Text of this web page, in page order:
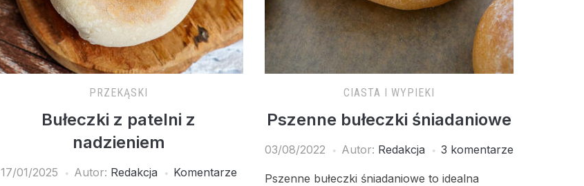
PRZEKĄSKI
Bułeczki z patelni z
nadzieniem
17/01/2025 Autor: Redakcja Komentarze
CIASTA I WYPIEKI
Pszenne bułeczki śniadaniowe
03/08/2022 Autor: Redakcja 3 komentarze
Pszenne bułeczki śniadaniowe to idealna